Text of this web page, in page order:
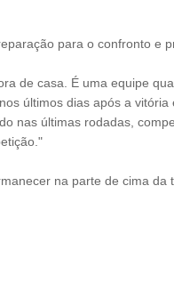
para o confronto e
de casa. É uma equipe
últimos dias após a
nas últimas rodadas,
na parte de cima